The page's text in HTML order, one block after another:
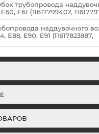
трубопровода
E61 (11617799402,
наддувочного
E88, E90, E91 (11617823887,